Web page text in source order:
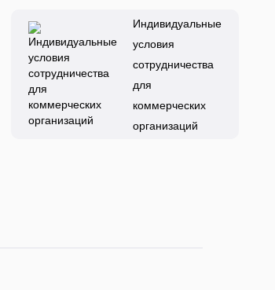
Индивидуальные
условия
сотрудничества
для
коммерческих
организаций